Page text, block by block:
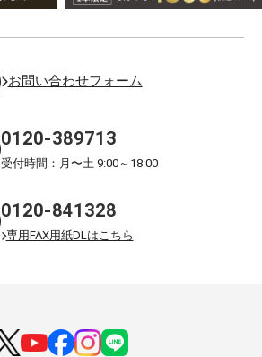
お問い合わせフォーム
0120-389713
受付時間：月〜土 9:00～18:00
0120-841328
専用FAX用紙DLはこちら